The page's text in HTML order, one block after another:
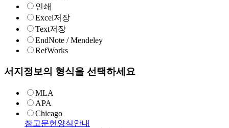
인쇄
Excel저장
Text저장
EndNote / Mendeley
RefWorks
서지정보의 형식을 선택하세요
MLA
APA
Chicago
참고문헌양식안내